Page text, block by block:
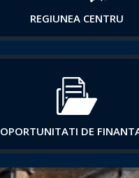
REGIUNEA CENTRU
OPORTUNITATI DE